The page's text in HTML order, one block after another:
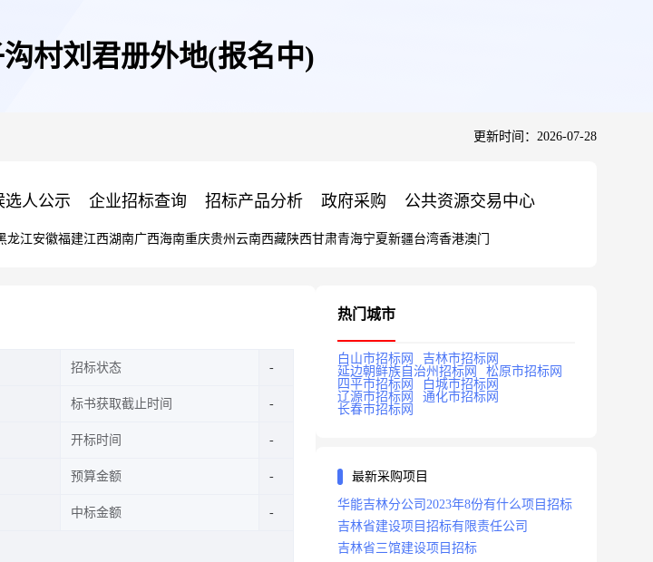
村刘君册外地(报名中)
更新时间：2026-07-28
选人公示 企业招标查询 招标产品分析 政府采购 公共资源交易中心
龙江安徽福建江西湖南广西海南重庆贵州 云南西藏陕西甘肃青海宁夏新疆台湾香港澳门
招标状态
标书获取截止时间
开标时间
预算金额
中标金额
热门城市
白山市招标网
吉林市招标网
延边朝鲜族自治州招标网
松原市招标网
四平市招标网
白城市招标网
辽源市招标网
通化市招标网
长春市招标网
最新采购项目
华能吉林分公司2023年8份有什么项目招标
吉林省建设项目招标有限责任公司
吉林省三馆建设项目招标